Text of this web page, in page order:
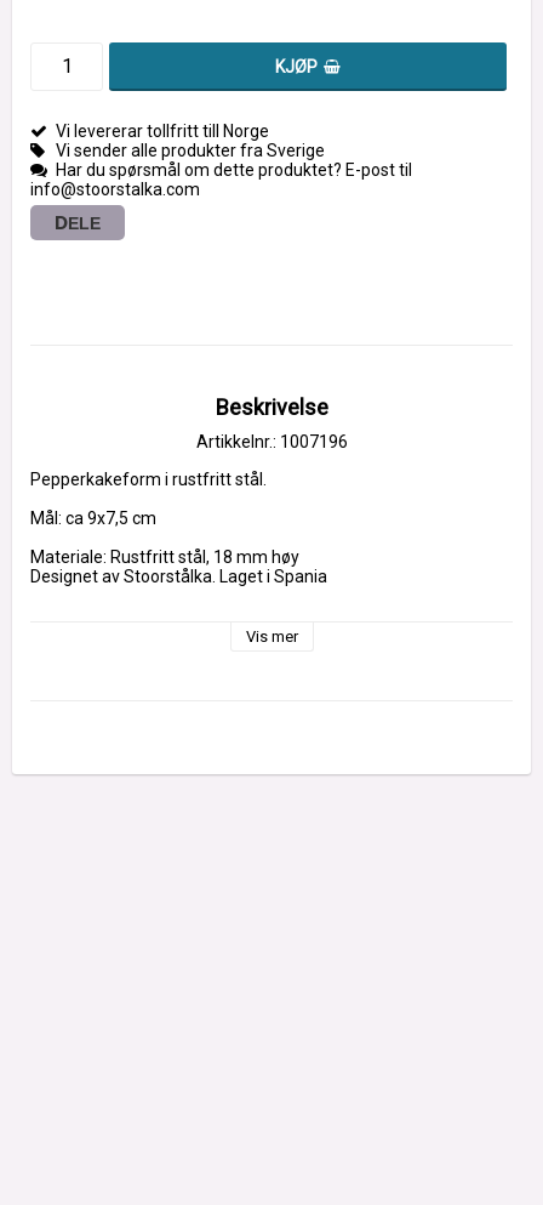
KJØP
Vi levererar tollfritt till Norge
Vi sender alle produkter fra Sverige
Har du spørsmål om dette produktet? E-post til
info@stoorstalka.com
DELE
Beskrivelse
Artikkelnr.: 1007196
Pepperkakeform i rustfritt stål.
Mål: ca 9x7,5 cm
Materiale: Rustfritt stål, 18 mm høy
Designet av Stoorstålka. Laget i Spania
Dekorerte pepperkaker av: @minamagiskabakverk
Vis mer